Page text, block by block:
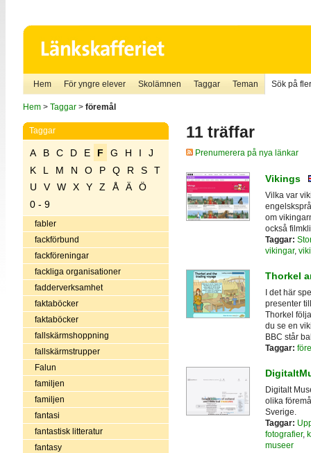
Hem För yngre elever Skolämnen Taggar Teman Sök på
Hem> Taggar> föremål
Taggar
A B C D E F G H I
J
K
L M N O P Q R S
T
U
V W X Y Z Å Ä
Ö
0 - 9
fabler
fackförbund
fackföreningar
fackliga organisationer
fadderverksamhet
faktaböcker
faktaböcker
fallskärmshoppning
fallskärmstrupper
Falun
familjen
familjen
fantasi
fantastisk litteratur
fantasy
11 träffar
Prenumerera på nya länkar
Vikings
Vilka var
om
också
Taggar:
vikingar,
Thorkel
I det här
presenter
Thorkel
du se en
BBC står
Taggar:
Digitalt
olika
Sverige.
Taggar:
fotografier,
museer